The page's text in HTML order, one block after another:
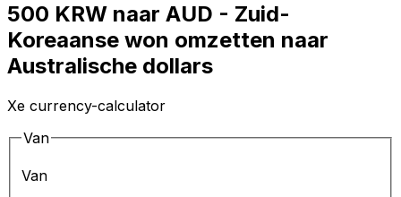
500 KRW naar AUD - Zuid-
Koreaanse won omzetten naar
Australische dollars
Xe currency-calculator
Van
Van